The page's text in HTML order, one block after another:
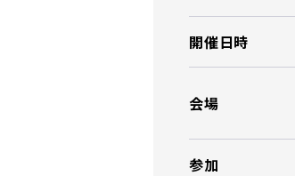
開催日時
会場
参加